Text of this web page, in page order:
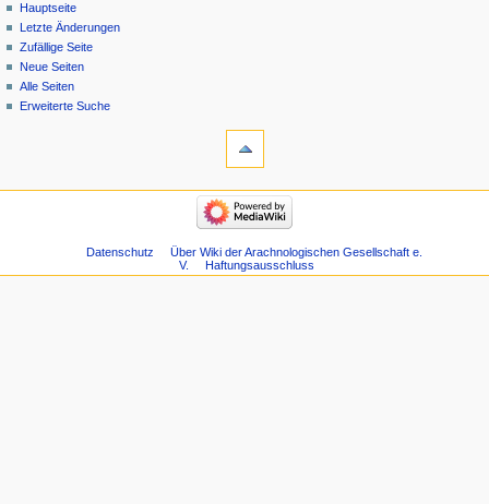
Hauptseite
Letzte Änderungen
Zufällige Seite
Neue Seiten
Alle Seiten
Erweiterte Suche
Datenschutz
Über Wiki der Arachnologischen Gesellschaft e.
V.
Haftungsausschluss